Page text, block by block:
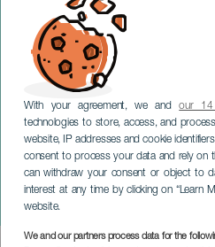
With your agreement, we andour 14
technologies to store, access, and
website, IP addresses and cookie
consent to process your data and rely on
can withdraw your consent or object to
interest at any time by clicking on “Learn
website.
We and our partners process data for the
Millán
Preguntamelón
LANZAROTE